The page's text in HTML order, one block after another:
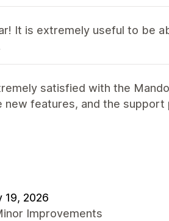
It is extremely useful to be
satisfied with the
new features, and the
19, 2026
Improvements